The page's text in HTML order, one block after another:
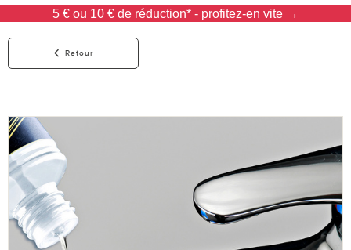
5 € ou 10 € de réduction* - profitez-en vite →
Retour